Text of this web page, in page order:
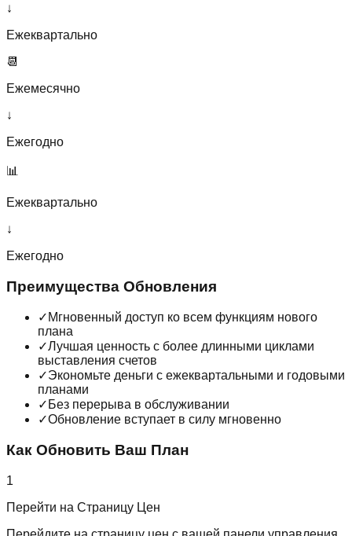
↓
Ежеквартально
📆
Ежемесячно
↓
Ежегодно
📊
Ежеквартально
↓
Ежегодно
Преимущества Обновления
✓ Мгновенный доступ ко всем функциям нового
плана
✓Лучшая ценность с более длинными циклами
выставления счетов
✓Экономьте деньги с ежеквартальными и годовыми
планами
✓ Без перерыва в обслуживании
✓Обновление вступает в силу мгновенно
Как Обновить Ваш План
1
Перейти на Страницу Цен